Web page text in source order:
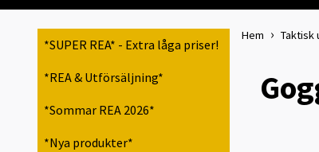
*SUPER REA* - Extra låga priser!
*REA & Utförsäljning*
*Sommar REA 2026*
*Nya produkter*
Hem Taktisk